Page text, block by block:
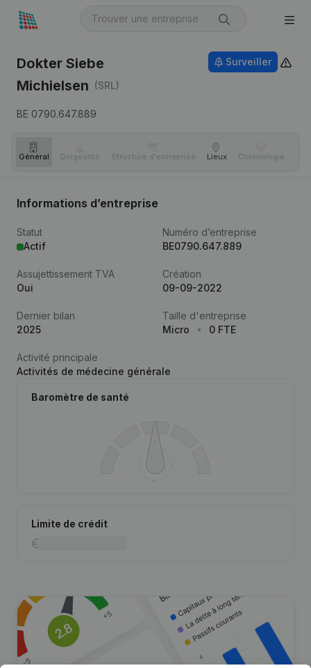
Dokter Siebe
Michielsen (SRL)
BE 0790.647.889
Surveiller
Général Dirigeants Structure d'entreprise Lieux Chronologie
Informations d’entreprise
Statut
Actif
Numéro d’entreprise
BE0790.647.889
Assujettissement TVA
Oui
Création
09-09-2022
Dernier bilan
2025
Taille d'entreprise
Micro
0 FTE
Activité principale
Activités de médecine générale
Baromètre de santé
Limite de crédit